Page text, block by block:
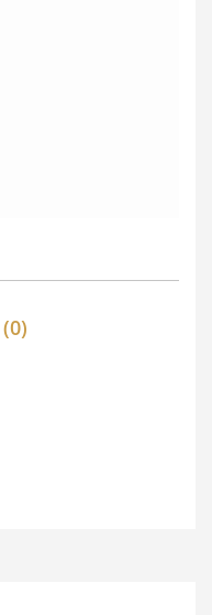
(0)